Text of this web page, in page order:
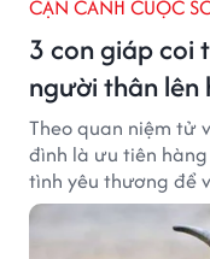
CẬN CẢNH CUỘC
3 con giáp coi
người thân lên
Theo quan niệm tử
đình là ưu tiên
tình yêu thương để